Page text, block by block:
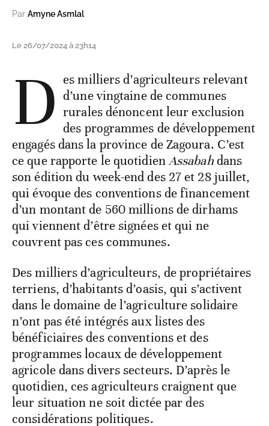
Par Amyne Asmlal
Le 26/07/2024 à 23h14
D es milliers d’agriculteurs relevant
d’une vingtaine de communes
rurales dénoncent leur exclusion
des programmes de développement
engagés dans la province de Zagoura. C’est
ce que rapporte le quotidienAssabahdans
son édition du week-end des 27 et 28 juillet,
qui évoque des conventions de financement
d’un montant de 560 millions de dirhams
qui viennent d’être signées et qui ne
couvrent pas ces communes.
Des milliers d’agriculteurs, de propriétaires
terriens, d’habitants d’oasis, qui s’activent
dans le domaine de l’agriculture solidaire
n’ont pas été intégrés aux listes des
bénéficiaires des conventions et des
programmes locaux de développement
agricole dans divers secteurs. D’après le
quotidien, ces agriculteurs craignent que
leur situation ne soit dictée par des
considérations politiques.